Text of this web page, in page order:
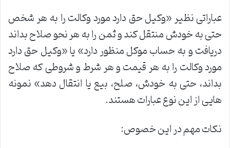
عباراتی نظیر «وکیل حق دارد مورد وکالت را به هر شخص
حتی به خودش منتقل کند و ثمن را به هر نحو صلاح بداند
دریافت و به حساب موکل منظور دارد» یا «وکیل حق دارد
مورد وکالت را به هر قیمت و هر شرط و شروطی که صلاح
بداند، حتی به خودش، صلح، بیع یا انتقال دهد» نمونه
هایی از این نوع عبارات هستند.
نکات مهم در این خصوص: